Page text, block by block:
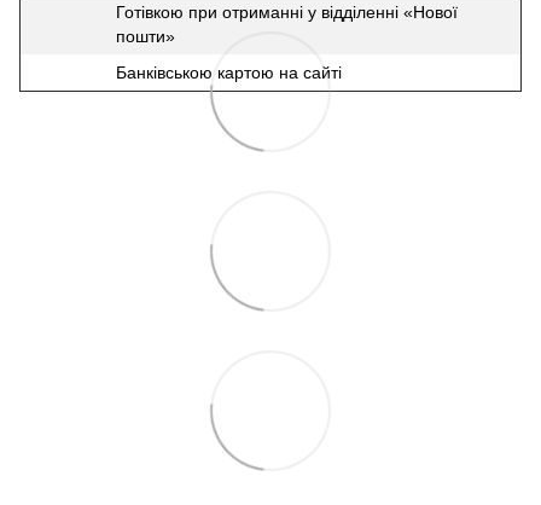
Готівкою при отриманні у відділенні «Нової
пошти»
Банківською картою на сайті